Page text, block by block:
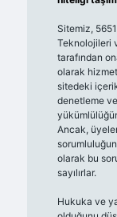
Sitemiz,
Teknolojileri
tarafından
olarak
sitedeki
denetleme
Ancak,
olarak bu
sayılırlar.
Hukuka ve